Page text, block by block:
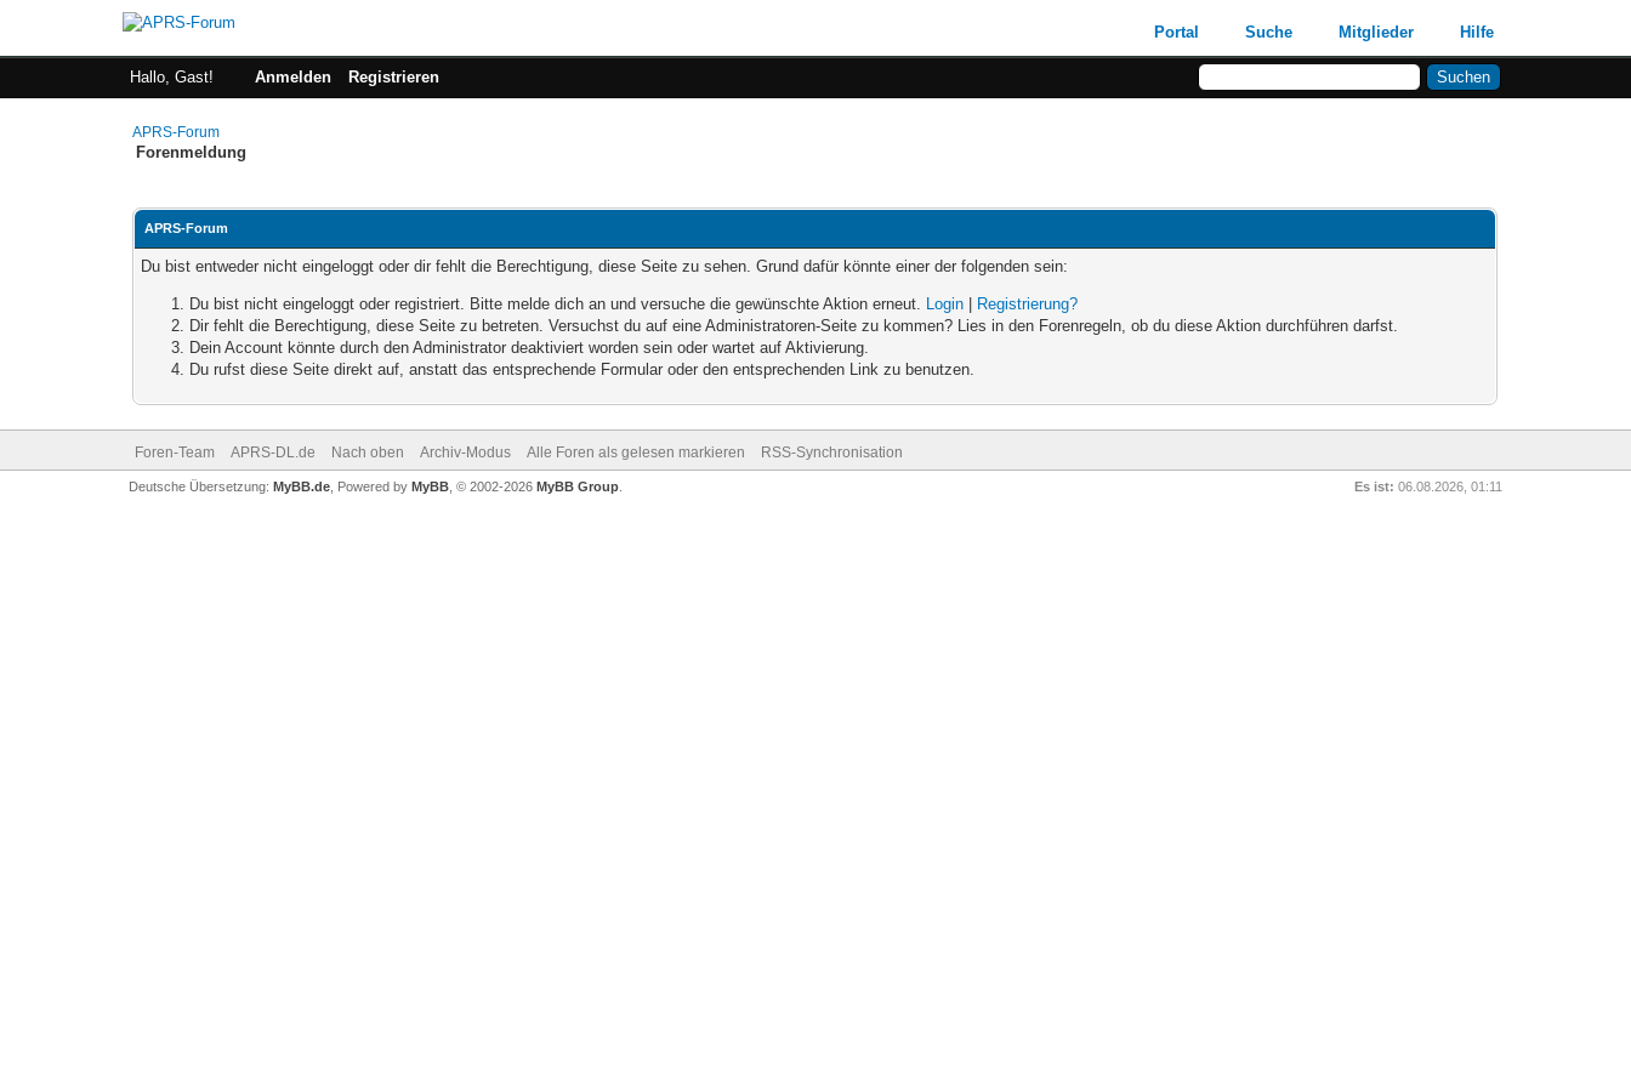
Portal Suche Mitglieder Hilfe
Hallo, Gast! Anmelden Registrieren
APRS-Forum
Forenmeldung
APRS-Forum
Du bist entweder nicht eingeloggt oder dir fehlt die Berechtigung, diese Seite zu sehen. Grund dafür könnte einer der folgenden sein:
Du bist nicht eingeloggt oder registriert. Bitte melde dich an und versuche die gewünschte Aktion erneut. Login
Registrierung?
Dir fehlt die Berechtigung, diese Seite zu betreten. Versuchst du auf eine Administratoren-Seite zu kommen? Lies in den Forenregeln, ob du diese Aktion durchführen darfst.
Dein Account könnte durch den Administrator deaktiviert worden sein oder wartet auf Aktivierung.
Du rufst diese Seite direkt auf, anstatt das entsprechende Formular oder den entsprechenden Link zu benutzen.
Foren-Team APRS-DL.de Nach oben Archiv-Modus Alle Foren als gelesen markieren RSS-Synchronisation
Es ist: 06.08.2026, 01:11
Deutsche Übersetzung: MyBB.de, Powered by MyBB, © 2002-2026 MyBB Group.